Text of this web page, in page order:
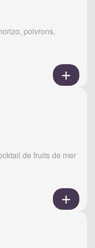
poivrons,
de fruits de mer